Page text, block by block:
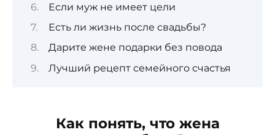
Если муж не имеет цели
Есть ли жизнь после свадьбы?
Дарите жене подарки без повода
Лучший рецепт семейного счастья
Как понять, что жена